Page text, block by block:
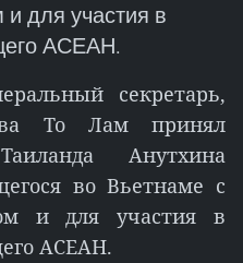
для участия в
АСЕАН.
секретарь,
То Лам принял
Анутхина
во Вьетнаме с
и для участия в
АСЕАН.